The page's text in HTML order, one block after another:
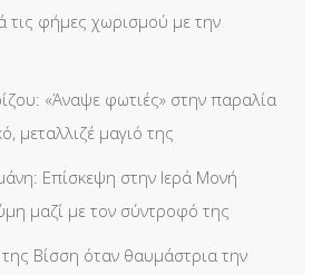
τις φήμες χωρισμού με την
«Άναψε φωτιές» στην παραλία
μεταλλιζέ μαγιό της
Επίσκεψη στην Ιερά Μονή
μαζί με τον σύντροφό της
Βίσση όταν θαυμάστρια την